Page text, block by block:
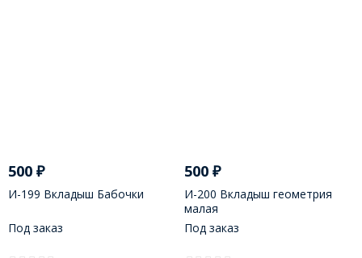
500 ₽
И-199 Вкладыш Бабочки
Под заказ
500₽
И-200 Вкладыш геометрия
малая
Под заказ